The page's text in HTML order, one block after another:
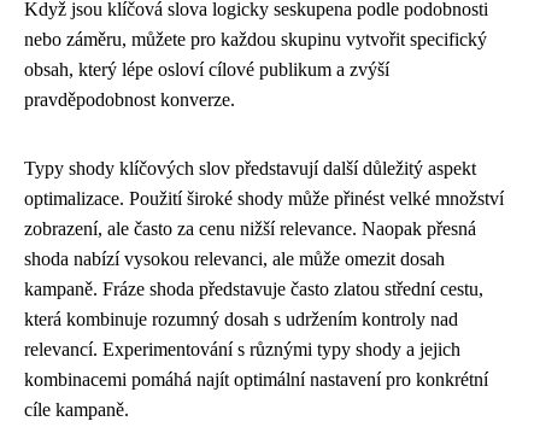
Když jsou klíčová slova logicky seskupena podle podobnosti
nebo záměru, můžete pro každou skupinu vytvořit specifický
obsah, který lépe osloví cílové publikum a zvýší
pravděpodobnost konverze.
Typy shody klíčových slov představují další důležitý aspekt
optimalizace. Použití široké shody může přinést velké množství
zobrazení, ale často za cenu nižší relevance. Naopak přesná
shoda nabízí vysokou relevanci, ale může omezit dosah
kampaně. Fráze shoda představuje často zlatou střední cestu,
která kombinuje rozumný dosah s udržením kontroly nad
relevancí. Experimentování s různými typy shody a jejich
kombinacemi pomáhá najít optimální nastavení pro konkrétní
cíle kampaně.